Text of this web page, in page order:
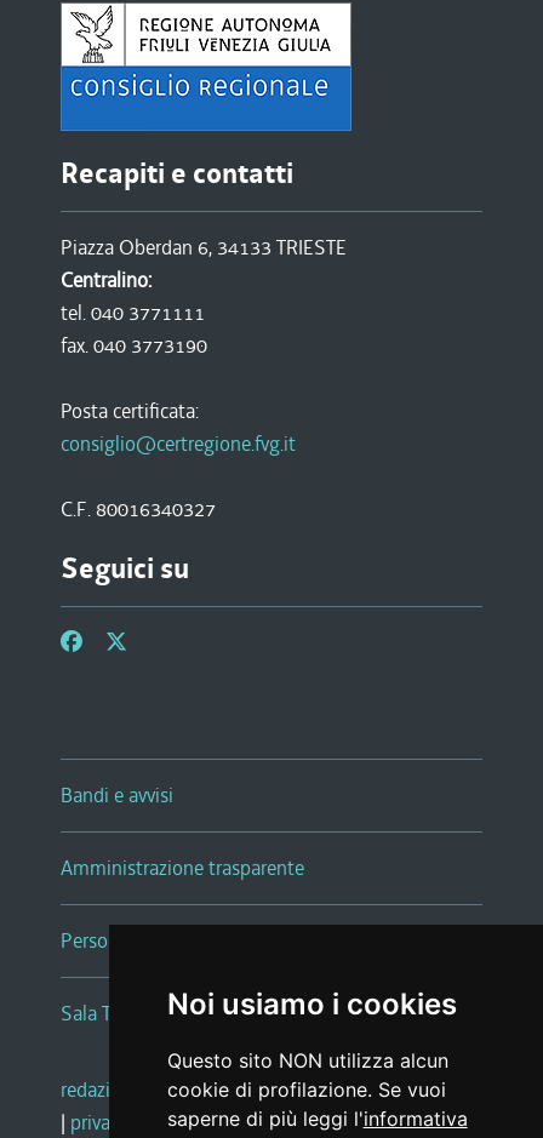
Noi usiamo i cookies
Questo sito NON utilizza alcun
cookie di profilazione. Se vuoi
saperne di più leggi l'informativa
Recapiti e contatti
Piazza Oberdan 6, 34133 TRIESTE
Centralino:
tel. 040 3771111
fax. 040 3773190
Posta certificata:
consiglio@certregione.fvg.it
C.F. 80016340327
Seguici su
Bandi e avvisi
Amministrazione trasparente
Persone e Uffici
Sala Tiziano Tessitori
redazione web |note legali |glossario
| privacy social media policy